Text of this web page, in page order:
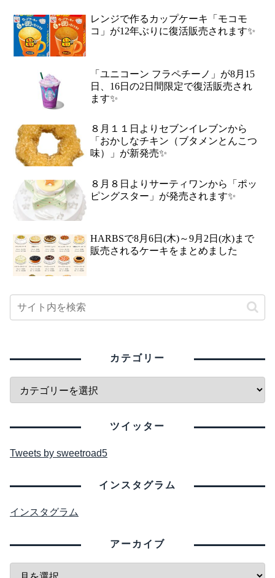
レンジで作るカップケーキ「モコモ
コ」が12年ぶりに復活販売されます✨
「ユニコーン フラペチーノ」が8月15
日、16日の2日間限定で復活販売され
ます✨
８月１１日よりセブンイレブンから
「おかしなチキン（ブタメンとんこつ
味）」が新発売✨
８月８日よりサーティワンから「ポッ
ピングスター」が発売されます✨
HARBSで8月6日(木)～9月2日(水)まで
販売されるケーキをまとめました
カテゴリー
ツイッター
Tweets by sweetroad5
インスタグラム
インスタグラム
アーカイブ